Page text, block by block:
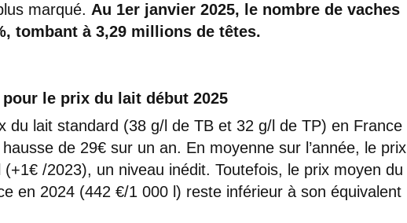
marqué. Au 1er janvier 2025, le nombre de vaches
tombant à 3,29 millions de têtes.
le prix du lait début 2025
du lait standard (38 g/l de TB et 32 g/l de TP) en France
de 29€ sur un an. En moyenne sur l’année, le prix
(+1€ /2023), un niveau inédit. Toutefois, le prix moyen du
en 2024 (442 €/1 000 l) reste inférieur à son équivalent